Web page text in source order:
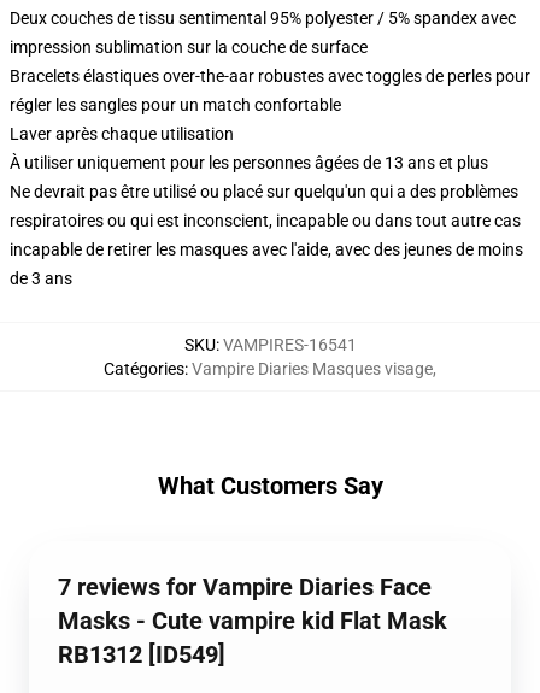
Deux couches de tissu sentimental 95% polyester / 5% spandex avec
impression sublimation sur la couche de surface
Bracelets élastiques over-the-aar robustes avec toggles de perles pour
régler les sangles pour un match confortable
Laver après chaque utilisation
À utiliser uniquement pour les personnes âgées de 13 ans et plus
Ne devrait pas être utilisé ou placé sur quelqu'un qui a des problèmes
respiratoires ou qui est inconscient, incapable ou dans tout autre cas
incapable de retirer les masques avec l'aide, avec des jeunes de moins
de 3 ans
SKU:VAMPIRES-16541
Catégories:Vampire Diaries Masques visage,
What Customers Say
7 reviews for Vampire Diaries Face
Masks - Cute vampire kid Flat Mask
RB1312 [ID549]